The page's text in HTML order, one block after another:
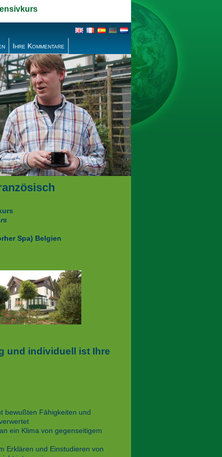
Ihre Kommentare
Spa) Belgien
und individuell ist Ihre
bewußten Fähigkeiten und
ein Klima von gegenseitigem
Erklären und Einstudieren von